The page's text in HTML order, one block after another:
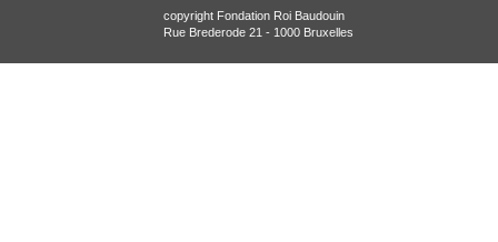
copyright Fondation Roi Baudouin
Rue Brederode 21 - 1000 Bruxelles